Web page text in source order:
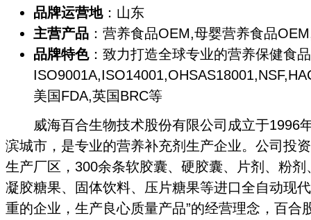
品牌运营地：山东
主营产品 ：营养食品OEM,母婴营养食品
品牌特色：致力打造全球专业的营养保健食
美国FDA,英国BRC等
威海百合生物技术股份有限公司成立于1996
滨城市，是专业的营养补充剂生产企业。公司投
生产厂区，300余条软胶囊、硬胶囊、片剂、粉
凝胶糖果、固体饮料、压片糖果等进口全自动现
重的企业，生产良心质量产品”的经营理念，百合